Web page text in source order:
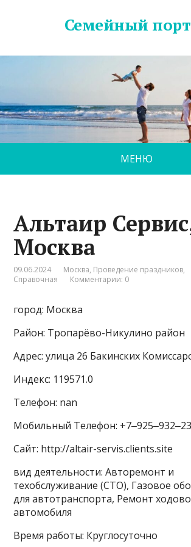
Семейный
МЕНЮ
Альтаир
Москва
09.06.2024 Москва, Проведение праздников,
Справочная
Комментарии: 0
город: Москва
Район: Тропарёво-Никулино район
Адрес: улица 26 Бакинских
Индекс: 119571.0
Телефон: nan
Мобильный Телефон:
Сайт: http://altair-servis.clients.site
вид деятельности: Авторемонт и
техобслуживание (СТО), Газовое
для автотранспорта, Ремонт
автомобиля
Время работы: Круглосуточно